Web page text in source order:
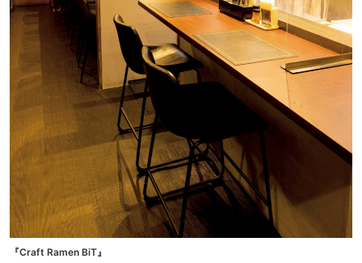
『Craft Ramen BiT』